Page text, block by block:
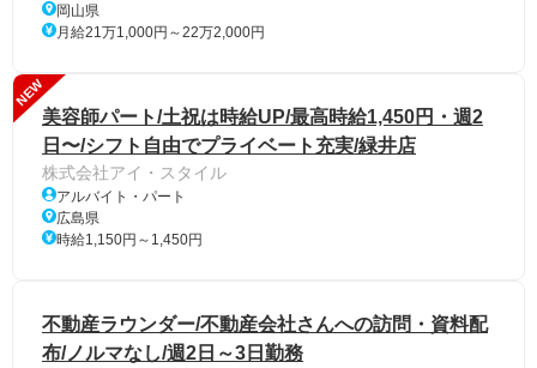
岡山県
月給21万1,000円～22万2,000円
NEW
美容師パート/土祝は時給UP/最高時給1,450円・週2
日〜/シフト自由でプライベート充実/緑井店
株式会社アイ・スタイル
アルバイト・パート
広島県
時給1,150円～1,450円
不動産ラウンダー/不動産会社さんへの訪問・資料配
布/ノルマなし/週2日～3日勤務